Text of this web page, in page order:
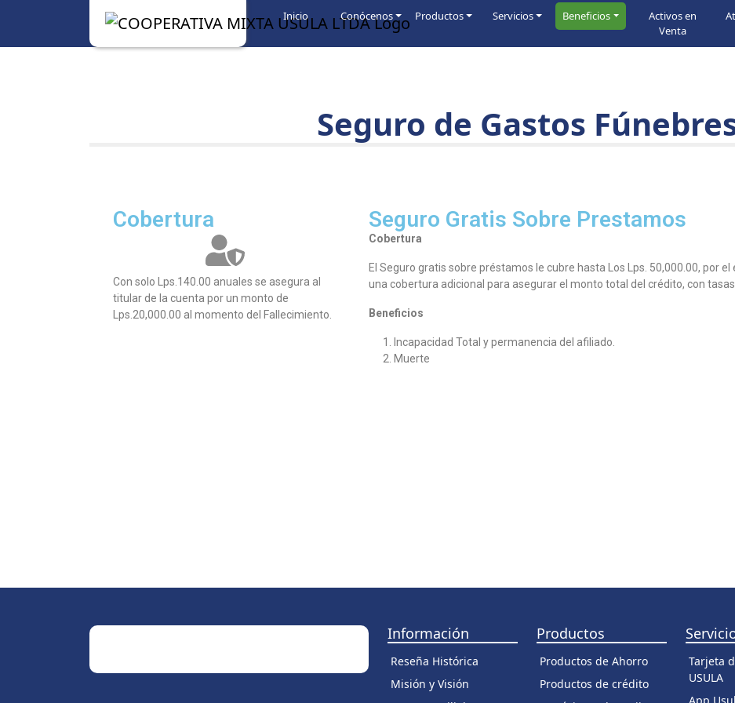
Inicio Conócenos Productos Servicios Beneficios
Activos en
Venta
Seguro de Gastos
Cobertura
Con solo Lps.140.00 anuales se asegura al
titular de la cuenta por un monto de
Lps.20,000.00 al momento del Fallecimiento.
Seguro Gratis Sobre Prestamos
Cobertura
El Seguro gratis sobre préstamos le cubre hasta Los Lps. 50,000.00, por
una cobertura adicional para asegurar el monto total del crédito, con
Beneficios
Incapacidad Total y permanencia del afiliado.
Muerte
Información
Reseña Histórica
Misión y Visión
Productos
Productos de Ahorro
Productos de crédito
Tarjeta
USULA